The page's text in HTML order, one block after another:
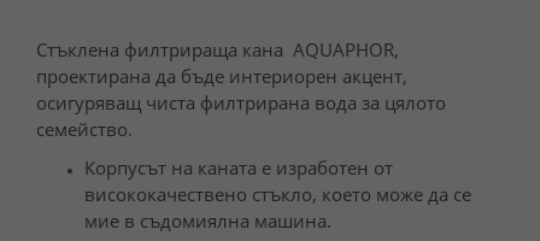
Стъклена филтрираща кана AQUAPHOR,
проектирана да бъде интериорен акцент,
осигуряващ чиста филтрирана вода за цялото
семейство.
Корпусът на каната е изработен от
висококачествено стъкло, което може да се
мие в съдомиялна машина.